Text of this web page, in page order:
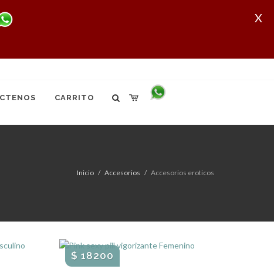
X
CARRITO
Inicio Accesorios Accesorios eroticos
$ 18200